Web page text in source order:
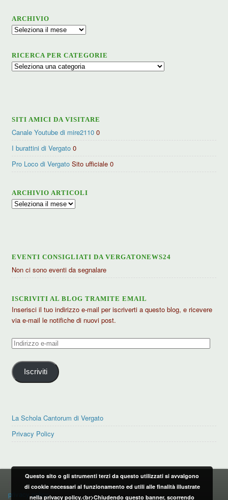
ARCHIVIO
Archivio
RICERCA PER CATEGORIE
Ricerca
SITI AMICI DA VISITARE
Canale Youtube di mire2110 0
I burattini di Vergato 0
Pro Loco di Vergato Sito ufficiale 0
ARCHIVIO ARTICOLI
Archivio
EVENTI CONSIGLIATI DA VERGATONEWS24
Non ci sono eventi da segnalare
ISCRIVITI AL BLOG TRAMITE EMAIL
Inserisci il tuo indirizzo e-mail per iscriverti a questo blog, e ricevere
via e-mail le notifiche di nuovi post.
Indirizzo
mail
Iscriviti
La Schola Cantorum di Vergato
Privacy Policy
PRIVACY POLICY
privacy policy
Questo sito o gli strumenti terzi da questo utilizzati si avvalgono
di cookie necessari al funzionamento ed utili alle finalità illustrate
nella privacy policy.<br>Chiudendo questo banner, scorrendo